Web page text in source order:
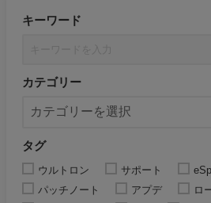
キーワード
カテゴリー
タグ
ウルトロン サポート
パッチノート
アプデ
ロ